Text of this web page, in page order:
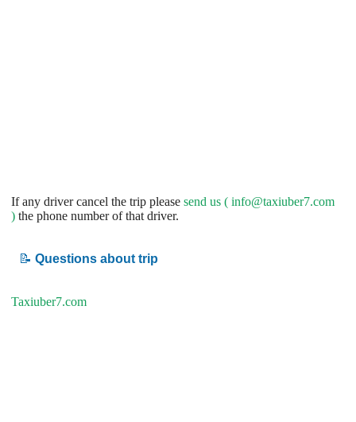
If any driver cancel the trip please send us ( info@taxiuber7.com
) the phone number of that driver.
📝 Questions about trip
Taxiuber7.com